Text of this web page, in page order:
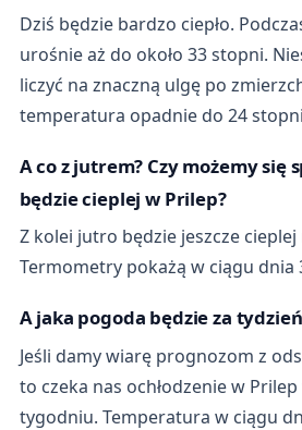
Dziś będzie bardzo ciepło.
urośnie aż do około 33 stopni.
liczyć na znaczną ulgę po
temperatura opadnie do 24
A co z jutrem? Czy możemy się
będzie cieplej w Prilep?
Z kolei jutro będzie jeszcze
Termometry pokażą w ciągu dnia
A jaka pogoda będzie za
Jeśli damy wiarę prognozom z
to czeka nas ochłodzenie w Prilep
tygodniu. Temperatura w ciągu